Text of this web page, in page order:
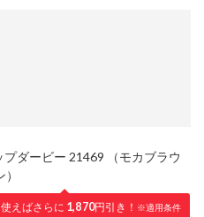
プダービー 21469 （モカブラウ
）
えばさらに 1,870円引き！ ※適用条件